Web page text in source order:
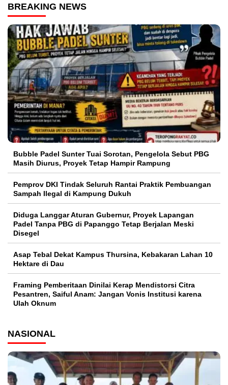
BREAKING NEWS
Bubble Padel Sunter Tuai Sorotan, Pengelola Sebut PBG
Masih Diurus, Proyek Tetap Hampir Rampung
Pemprov DKI Tindak Seluruh Rantai Praktik Pembuangan
Sampah Ilegal di Kampung Dukuh
Diduga Langgar Aturan Gubernur, Proyek Lapangan
Padel Tanpa PBG di Papanggo Tetap Berjalan Meski
Disegel
Asap Tebal Dekat Kampus Thursina, Kebakaran Lahan 10
Hektare di Dau
Framing Pemberitaan Dinilai Kerap Mendistorsi Citra
Pesantren, Saiful Anam: Jangan Vonis Institusi karena
Ulah Oknum
NASIONAL